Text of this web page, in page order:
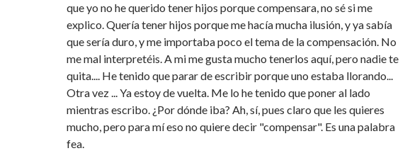
que yo no he querido tener hijos porque compensara, no sé si me
explico. Quería tener hijos porque me hacía mucha ilusión, y ya sabía
que sería duro, y me importaba poco el tema de la compensación. No
me mal interpretéis. A mi me gusta mucho tenerlos aquí, pero nadie te
quita.... He tenido que parar de escribir porque uno estaba llorando...
Otra vez ... Ya estoy de vuelta. Me lo he tenido que poner al lado
mientras escribo. ¿Por dónde iba? Ah, sí, pues claro que les quieres
mucho, pero para mí eso no quiere decir "compensar". Es una palabra
fea.